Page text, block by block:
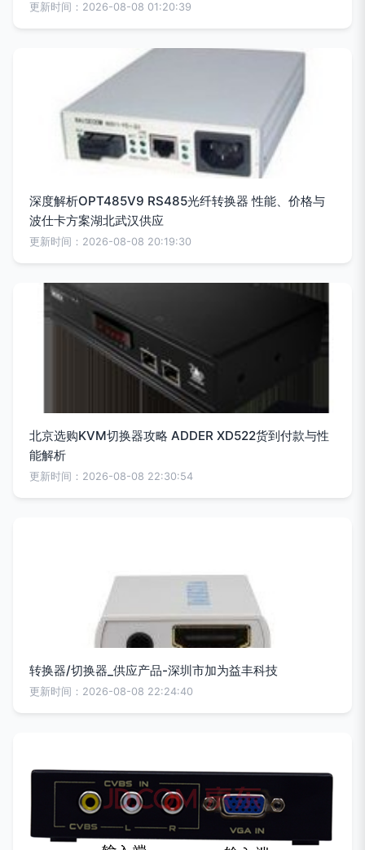
更新时间：2026-08-08 01:20:39
深度解析OPT485V9 RS485光纤转换器 性能、价格与
波仕卡方案湖北武汉供应
更新时间：2026-08-08 20:19:30
北京选购KVM切换器攻略 ADDER XD522货到付款与性
能解析
更新时间：2026-08-08 22:30:54
转换器/切换器_供应产品-深圳市加为益丰科技
更新时间：2026-08-08 22:24:40